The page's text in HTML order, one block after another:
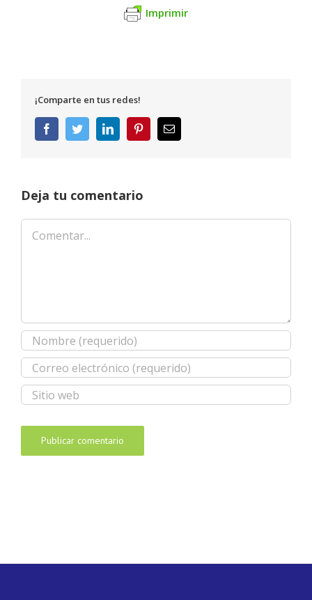
Imprimir
¡Comparte en tus redes!
FacebookTwitterLinkedInPinterestCorreo
electrónico
Deja tu comentario
Comentar